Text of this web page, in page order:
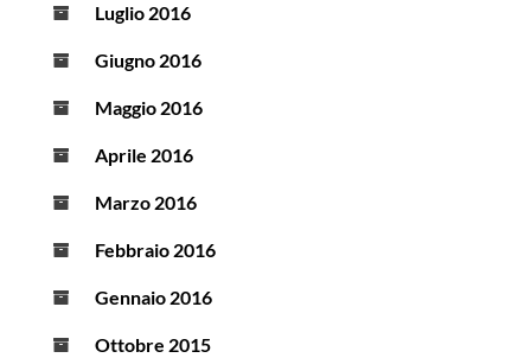
Luglio 2016
Giugno 2016
Maggio 2016
Aprile 2016
Marzo 2016
Febbraio 2016
Gennaio 2016
Ottobre 2015